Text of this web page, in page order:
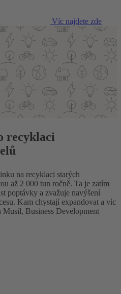
Víc najdete zde
recyklaci
na recyklaci starých
až 2 000 tun ročně. Ta je zatím
poptávky a zvažuje navýšení
Kam chystají expandovat a víc
Musil, Business Development